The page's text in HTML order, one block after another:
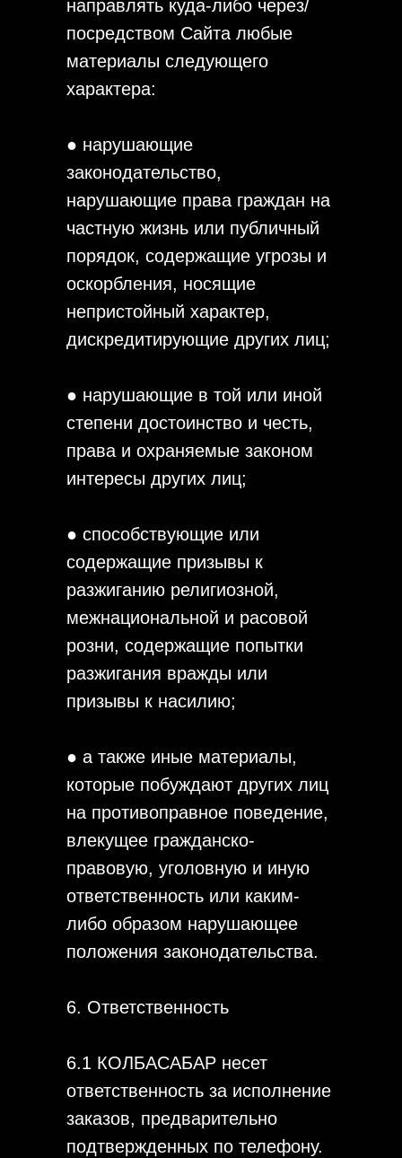
направлять куда-либо через/
посредством Сайта любые
материалы следующего
характера:
● нарушающие
законодательство,
нарушающие права граждан на
частную жизнь или публичный
порядок, содержащие угрозы и
оскорбления, носящие
непристойный характер,
дискредитирующие других лиц;
● нарушающие в той или иной
степени достоинство и честь,
права и охраняемые законом
интересы других лиц;
● способствующие или
содержащие призывы к
разжиганию религиозной,
межнациональной и расовой
розни, содержащие попытки
разжигания вражды или
призывы к насилию;
● а также иные материалы,
которые побуждают других лиц
на противоправное поведение,
влекущее гражданско-
правовую, уголовную и иную
ответственность или каким-
либо образом нарушающее
положения законодательства.
6. Ответственность
6.1 КОЛБАСАБАР несет
ответственность за исполнение
заказов, предварительно
подтвержденных по телефону.